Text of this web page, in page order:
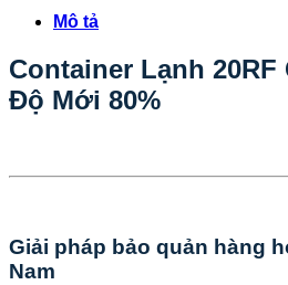
Mô tả
Container Lạnh 20RF
Độ Mới 80%
Giải pháp bảo quản hàng
Nam